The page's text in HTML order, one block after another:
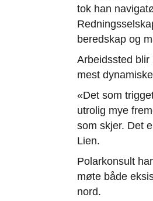
tok han
beredskap og
Arbeidssted
mest
«Det som
utrolig mye
som skjer. Det
Lien.
Polarkonsult
møte både
nord.